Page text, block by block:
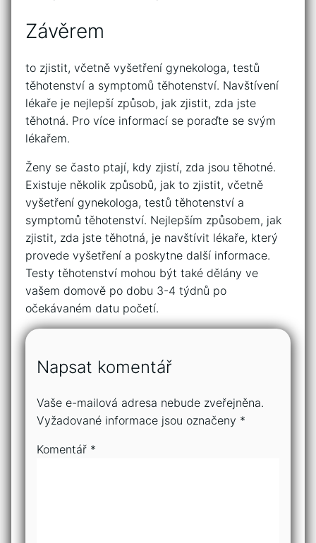
Závěrem
to zjistit, včetně vyšetření gynekologa, testů
těhotenství a symptomů těhotenství. Navštívení
lékaře je nejlepší způsob, jak zjistit, zda jste
těhotná. Pro více informací se poraďte se svým
lékařem.
Ženy se často ptají, kdy zjistí, zda jsou těhotné.
Existuje několik způsobů, jak to zjistit, včetně
vyšetření gynekologa, testů těhotenství a
symptomů těhotenství. Nejlepším způsobem, jak
zjistit, zda jste těhotná, je navštívit lékaře, který
provede vyšetření a poskytne další informace.
Testy těhotenství mohou být také dělány ve
vašem domově po dobu 3-4 týdnů po
očekávaném datu početí.
Napsat komentář
Vaše e-mailová adresa nebude zveřejněna.
Vyžadované informace jsou označeny *
Komentář *